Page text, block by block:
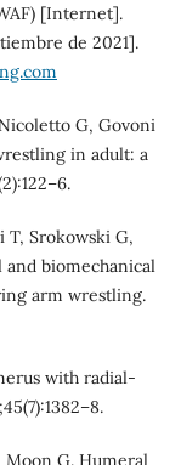
[Internet].
de 2021].
G, Govoni
in adult: a
T, Srokowski G,
and biomechanical
arm wrestling.
with radial-
Moon G. Humeral